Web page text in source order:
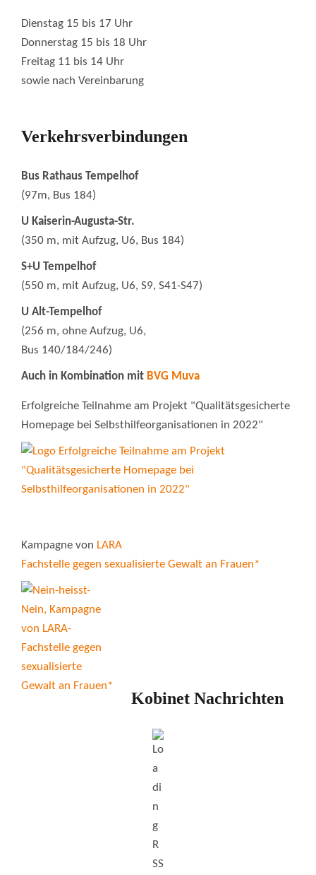
Dienstag 15 bis 17 Uhr
Donnerstag 15 bis 18 Uhr
Freitag 11 bis 14 Uhr
sowie nach Vereinbarung
Verkehrsverbindungen
Bus Rathaus Tempelhof
(97m, Bus 184)
U Kaiserin-Augusta-Str.
(350 m, mit Aufzug, U6, Bus 184)
S+U Tempelhof
(550 m, mit Aufzug, U6, S9, S41-S47)
U Alt-Tempelhof
(256 m, ohne Aufzug, U6,
Bus 140/184/246)
Auch in Kombination mit BVG Muva
Erfolgreiche Teilnahme am Projekt "Qualitätsgesicherte
Homepage bei Selbsthilfeorganisationen in 2022"
Kampagne von LARA
Fachstelle gegen sexualisierte Gewalt an Frauen*
Kobinet Nachrichten